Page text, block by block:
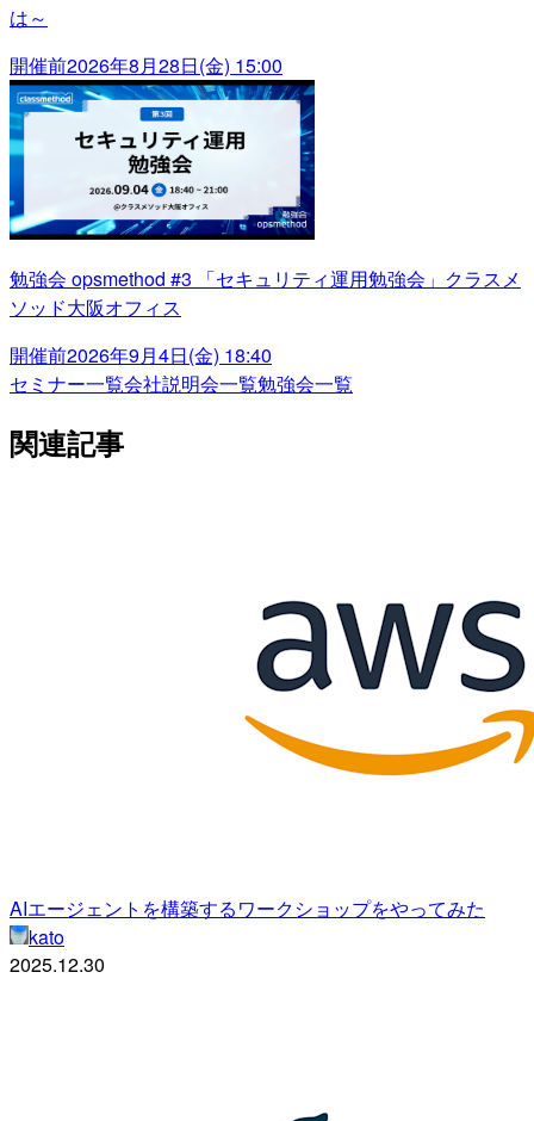
は～
開催前2026年8月28日(金) 15:00
勉強会 opsmethod #3 「セキュリティ運用勉強会」クラスメ
ソッド大阪オフィス
開催前2026年9月4日(金) 18:40
セミナー一覧会社説明会一覧勉強会一覧
関連記事
AIエージェントを構築するワークショップをやってみた
kato
2025.12.30